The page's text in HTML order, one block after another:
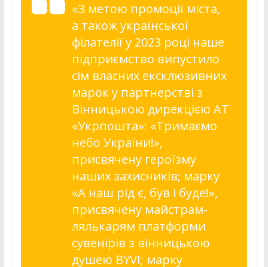
«З метою промоції міста,
а також української
філателії у 2023 році наше
підприємство випустило
сім власних ексклюзивних
марок у партнерстві з
Вінницькою дирекцією АТ
«Укрпошта»: «Тримаємо
небо України!»,
присвячену героїзму
наших захисників; марку
«А наш рід є, був і буде!»,
присвячену майстрам-
лялькарям платформи
сувенірів з вінницькою
душею BYVI; марку